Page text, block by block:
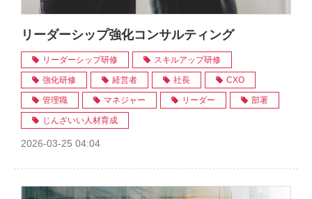
リーダーシップ強化コンサルティング
リーダーシップ研修 スキルアップ研修
強化研修 経営者 社長 CXO
管理職 マネジャー リーダー 部署
じんざいい人材育成
2026-03-25 04:04